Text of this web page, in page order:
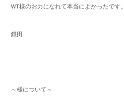
WT様のお力になれて本当によかったです。
鎌田
～様について～